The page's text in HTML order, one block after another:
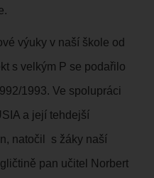
výuky v naší škole od
s velkým P se podařilo
1993. Ve spolupráci
a její tehdejší
natočil s žáky naší
pan učitel Norbert